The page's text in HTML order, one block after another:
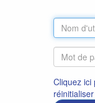
Cliquez ici